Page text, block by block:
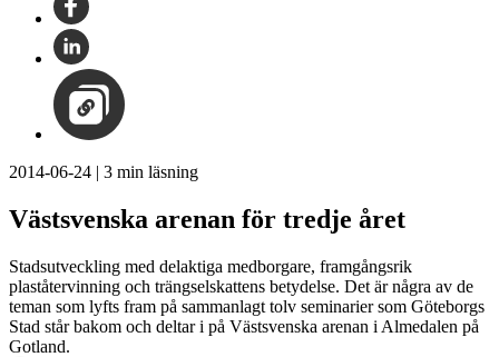
2014-06-24 | 3 min läsning
Västsvenska arenan för tredje året
Stadsutveckling med delaktiga medborgare, framgångsrik
plaståtervinning och trängselskattens betydelse. Det är några av de
teman som lyfts fram på sammanlagt tolv seminarier som Göteborgs
Stad står bakom och deltar i på Västsvenska arenan i Almedalen på
Gotland.